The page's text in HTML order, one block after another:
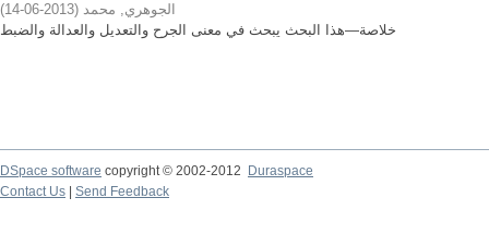
الجوهري, محمد (
2013-06-14
)
خلاصة—هذا البحث يبحث في معنى الجرح والتعديل والعدالة والضبط
DSpace software copyright © 2002-2012
Duraspace
Contact Us
Send Feedback